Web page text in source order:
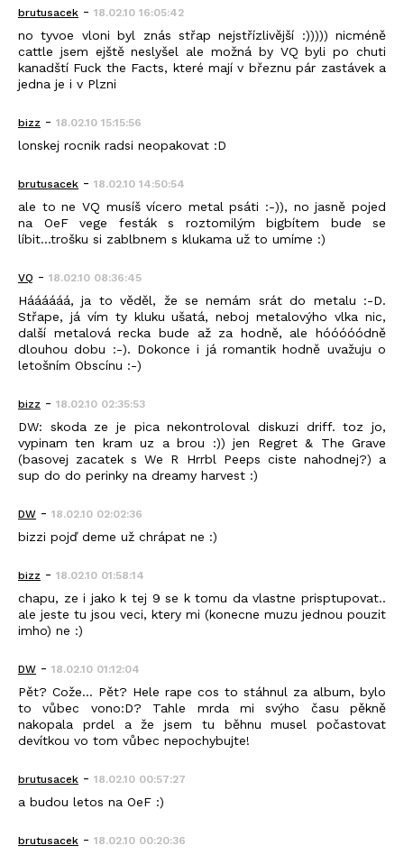
brutusacek - 18.02.10 16:05:42
no tyvoe vloni byl znás střap nejstřízlivější :))))) nicméně
cattle jsem ejště neslyšel ale možná by VQ byli po chuti
kanadští Fuck the Facts, které mají v březnu pár zastávek a
jedna je i v Plzni
bizz - 18.02.10 15:15:56
lonskej rocnik radsi neopakovat :D
brutusacek - 18.02.10 14:50:54
ale to ne VQ musíš vícero metal psáti :-)), no jasně pojed
na OeF vege festák s roztomilým bigbítem bude se
líbit...trošku si zablbnem s klukama už to umíme :)
VQ - 18.02.10 08:36:45
Háááááá, ja to věděl, že se nemám srát do metalu :-D.
Střape, já vím ty kluku ušatá, neboj metalovýho vlka nic,
další metalová recka bude až za hodně, ale hóóóóódně
dlouhou dobu :-). Dokonce i já romantik hodně uvažuju o
letošním Obscínu :-)
bizz - 18.02.10 02:35:53
DW: skoda ze je pica nekontroloval diskuzi driff. toz jo,
vypinam ten kram uz a brou :)) jen Regret & The Grave
(basovej zacatek s We R Hrrbl Peeps ciste nahodnej?) a
sup do do perinky na dreamy harvest :)
DW - 18.02.10 02:02:36
bizzi pojď deme už chrápat ne :)
bizz - 18.02.10 01:58:14
chapu, ze i jako k tej 9 se k tomu da vlastne prisptupovat..
ale jeste tu jsou veci, ktery mi (konecne muzu jednou pouzit
imho) ne :)
DW - 18.02.10 01:12:04
Pět? Cože... Pět? Hele rape cos to stáhnul za album, bylo
to vůbec vono:D? Tahle mrda mi svýho času pěkně
nakopala prdel a že jsem tu běhnu musel počastovat
devítkou vo tom vůbec nepochybujte!
brutusacek - 18.02.10 00:57:27
a budou letos na OeF :)
brutusacek - 18.02.10 00:20:36